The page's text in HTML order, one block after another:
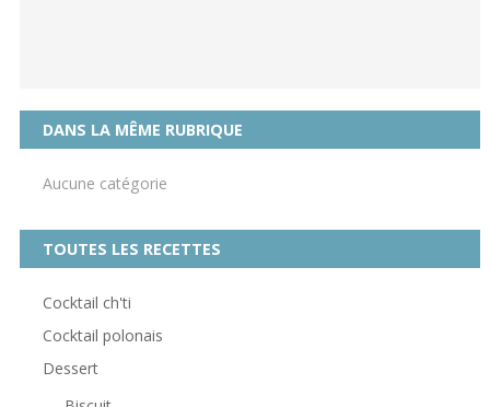
DANS LA MÊME RUBRIQUE
Aucune catégorie
TOUTES LES RECETTES
Cocktail ch'ti
Cocktail polonais
Dessert